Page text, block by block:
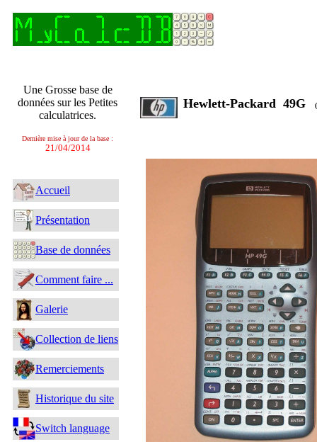
Une Grosse base de
données sur les Petites
calculatrices.
Dernière mise à jour de la base :
21/04/2014
Accueil
Présentation
Base de données
Comment faire ...
Galerie
Collection de liens
Remerciements
Historique du site
Switch language
Hewlett-Packard 49G